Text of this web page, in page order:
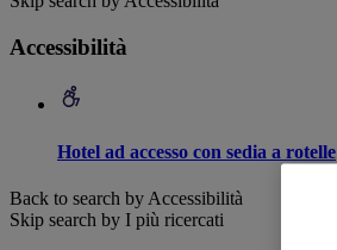
Accessibilità
Hotel ad accesso con sedia a rotelle
Back to search by Accessibilità
Skip search by I più ricercati